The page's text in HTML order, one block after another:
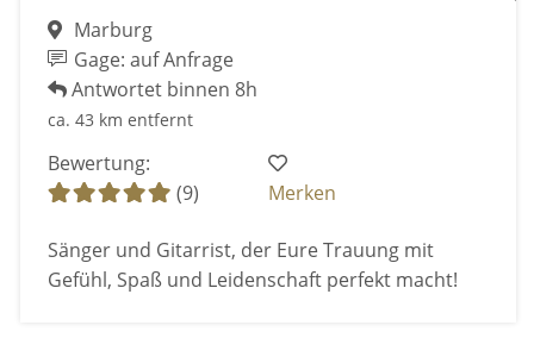
Marburg
Gage: auf Anfrage
Antwortet binnen 8h
ca. 43 km entfernt
Bewertung:
(9)
Merken
Sänger und Gitarrist, der Eure Trauung mit
Gefühl, Spaß und Leidenschaft perfekt macht!